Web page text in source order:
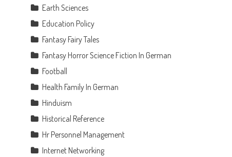
Earth Sciences
Education Policy
Fantasy Fairy Tales
Fantasy Horror Science Fiction In German
Football
Health Family In German
Hinduism
Historical Reference
Hr Personnel Management
Internet Networking